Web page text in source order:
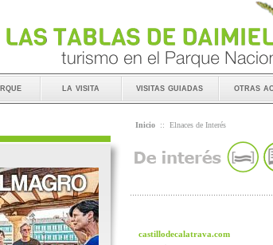
la visita visitas guiadas otras
Inicio :: Elnaces de Interés
castillodecalatrava.com